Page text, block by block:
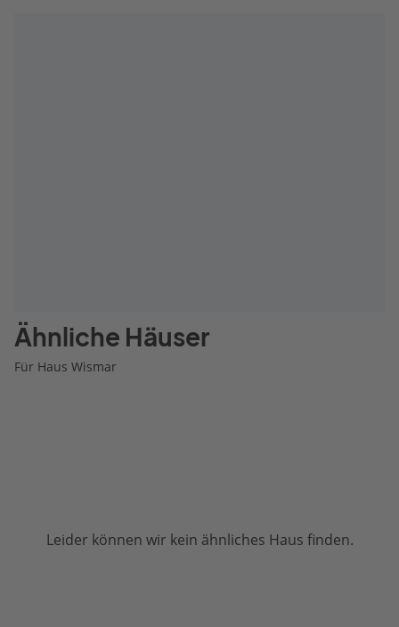
Ähnliche Häuser
Für Haus Wismar
Leider können wir kein ähnliches Haus finden.